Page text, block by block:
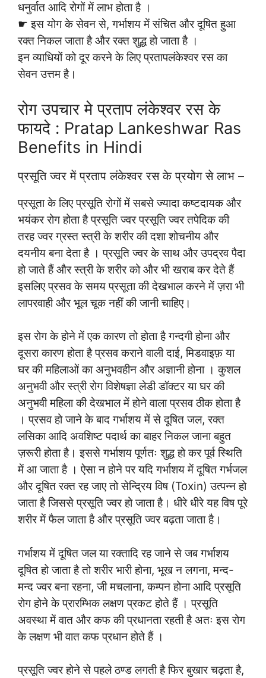
धनुर्वात आदि रोगों में लाभ होता है ।
☛ इस योग के सेवन से, गर्भाशय में संचित और दूषित हुआ
रक्त निकल जाता है और रक्त शुद्ध हो जाता है ।
इन व्याधियों को दूर करने के लिए प्रतापलंकेश्वर रस का
सेवन उत्तम है।
रोग उपचार मे प्रताप लंकेश्वर रस के
फायदे : Pratap Lankeshwar Ras
Benefits in Hindi
प्रसूति ज्वर में प्रताप लंकेश्वर रस के प्रयोग से लाभ –
प्रसूता के लिए प्रसूति रोगों में सबसे ज्यादा कष्टदायक और
भयंकर रोग होता है प्रसूति ज्वर प्रसूति ज्वर तपेदिक की
तरह ज्वर ग्रस्त स्त्री के शरीर की दशा शोचनीय और
दयनीय बना देता है । प्रसूति ज्वर के साथ और उपद्रव पैदा
हो जाते हैं और स्त्री के शरीर को और भी खराब कर देते हैं
इसलिए प्रसव के समय प्रसूता की देखभाल करने में ज़रा भी
लापरवाही और भूल चूक नहीं की जानी चाहिए।
इस रोग के होने में एक कारण तो होता है गन्दगी होना और
दूसरा कारण होता है प्रसव कराने वाली दाई, मिडवाइफ़ या
घर की महिलाओं का अनुभवहीन और अज्ञानी होना । कुशल
अनुभवी और स्त्री रोग विशेषज्ञा लेडी डॉक्टर या घर की
अनुभवी महिला की देखभाल में होने वाला प्रसव ठीक होता है
। प्रसव हो जाने के बाद गर्भाशय में से दूषित जल, रक्त
लसिका आदि अवशिष्ट पदार्थ का बाहर निकल जाना बहुत
ज़रूरी होता है। इससे गर्भाशय पूर्णतः शुद्ध हो कर पूर्व स्थिति
में आ जाता है । ऐसा न होने पर यदि गर्भाशय में दूषित गर्भजल
और दूषित रक्त रह जाए तो सेन्द्रिय विष (Toxin) उत्पन्न हो
जाता है जिससे प्रसूति ज्वर हो जाता है। धीरे धीरे यह विष पूरे
शरीर में फैल जाता है और प्रसूति ज्वर बढ़ता जाता है।
गर्भाशय में दूषित जल या रक्तादि रह जाने से जब गर्भाशय
दूषित हो जाता है तो शरीर भारी होना, भूख न लगना, मन्द-
मन्द ज्वर बना रहना, जी मचलाना, कम्पन होना आदि प्रसूति
रोग होने के प्रारम्भिक लक्षण प्रकट होते हैं । प्रसूति
अवस्था में वात और कफ की प्रधानता रहती है अतः इस रोग
के लक्षण भी वात कफ प्रधान होते हैं ।
प्रसूति ज्वर होने से पहले ठण्ड लगती है फिर बुखार चढ़ता है,